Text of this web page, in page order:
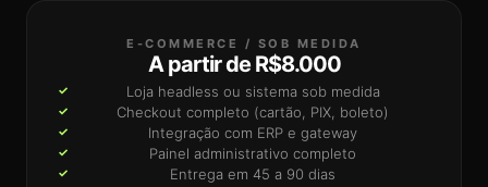
E-COMMERCE / SOB MEDIDA
A partir de R$8.000
Loja headless ou sistema sob medida
Checkout completo (cartão, PIX, boleto)
Integração com ERP e gateway
Painel administrativo completo
Entrega em 45 a 90 dias